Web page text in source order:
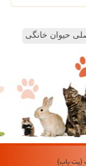
حیوان خانگی